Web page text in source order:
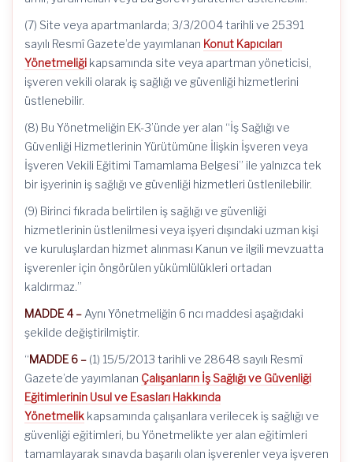
(7) Site veya apartmanlarda; 3/3/2004 tarihli ve 25391
sayılı Resmî Gazete’de yayımlanan Konut Kapıcıları
Yönetmeliği kapsamında site veya apartman yöneticisi,
işveren vekili olarak iş sağlığı ve güvenliği hizmetlerini
üstlenebilir.
(8) Bu Yönetmeliğin EK-3’ünde yer alan “İş Sağlığı ve
Güvenliği Hizmetlerinin Yürütümüne İlişkin İşveren veya
İşveren Vekili Eğitimi Tamamlama Belgesi” ile yalnızca tek
bir işyerinin iş sağlığı ve güvenliği hizmetleri üstlenilebilir.
(9) Birinci fıkrada belirtilen iş sağlığı ve güvenliği
hizmetlerinin üstlenilmesi veya işyeri dışındaki uzman kişi
ve kuruluşlardan hizmet alınması Kanun ve ilgili mevzuatta
işverenler için öngörülen yükümlülükleri ortadan
kaldırmaz.”
MADDE 4 – Aynı Yönetmeliğin 6 ncı maddesi aşağıdaki
şekilde değiştirilmiştir.
“MADDE 6 – (1) 15/5/2013 tarihli ve 28648 sayılı Resmî
Gazete’de yayımlanan Çalışanların İş Sağlığı ve Güvenliği
Eğitimlerinin Usul ve Esasları Hakkında
Yönetmelik kapsamında çalışanlara verilecek iş sağlığı ve
güvenliği eğitimleri, bu Yönetmelikte yer alan eğitimleri
tamamlayarak sınavda başarılı olan işverenler veya işveren